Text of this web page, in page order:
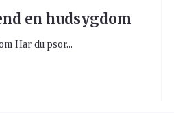
en hudsygdom
Har du psor...